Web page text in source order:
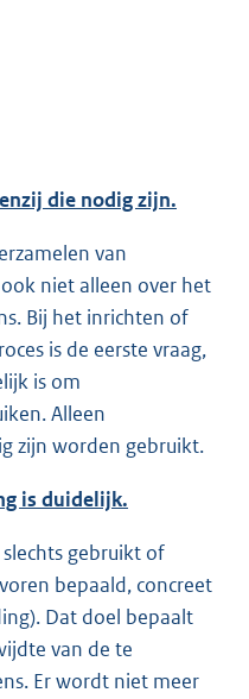
die nodig zijn.
van
niet alleen over het
Bij het inrichten of
is de eerste vraag,
is om
Alleen
zijn worden gebruikt.
is duidelijk.
gebruikt of
bepaald, concreet
Dat doel bepaalt
van de te
Er wordt niet meer